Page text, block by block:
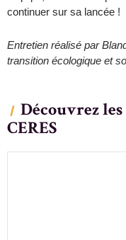
continuer sur sa lancée !
Entretien réalisé par
transition écologique et
Découvrez
CERES